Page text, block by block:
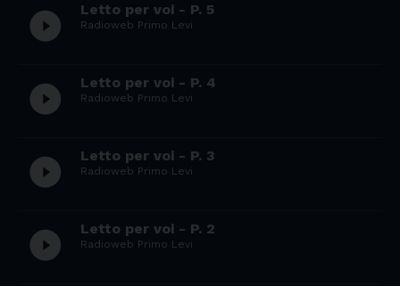
play_circle_filled Letto per voi - P. 5
Radioweb Primo Levi
play_circle_filled Letto per voi - P. 4
Radioweb Primo Levi
play_circle_filled Letto per voi - P. 3
Radioweb Primo Levi
play_circle_filled Letto per voi - P. 2
Radioweb Primo Levi